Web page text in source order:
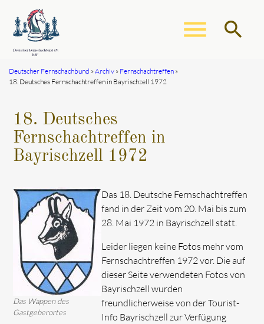
menu search
Deutscher Fernschachbund Archiv
Fernschachtreffen
18. Deutsches Fernschachtreffen in Bayrischzell 1972
18. Deutsches
Fernschachtreffen in
Bayrischzell 1972
Das Wappen des
Gastgeberortes
Das 18. Deutsche Fernschachtreffen
fand in der Zeit vom 20. Mai bis zum
28. Mai 1972 in Bayrischzell statt.
Leider liegen keine Fotos mehr vom
Fernschachtreffen 1972 vor. Die auf
dieser Seite verwendeten Fotos von
Bayrischzell wurden
freundlicherweise von der Tourist-
Info Bayrischzell zur Verfügung